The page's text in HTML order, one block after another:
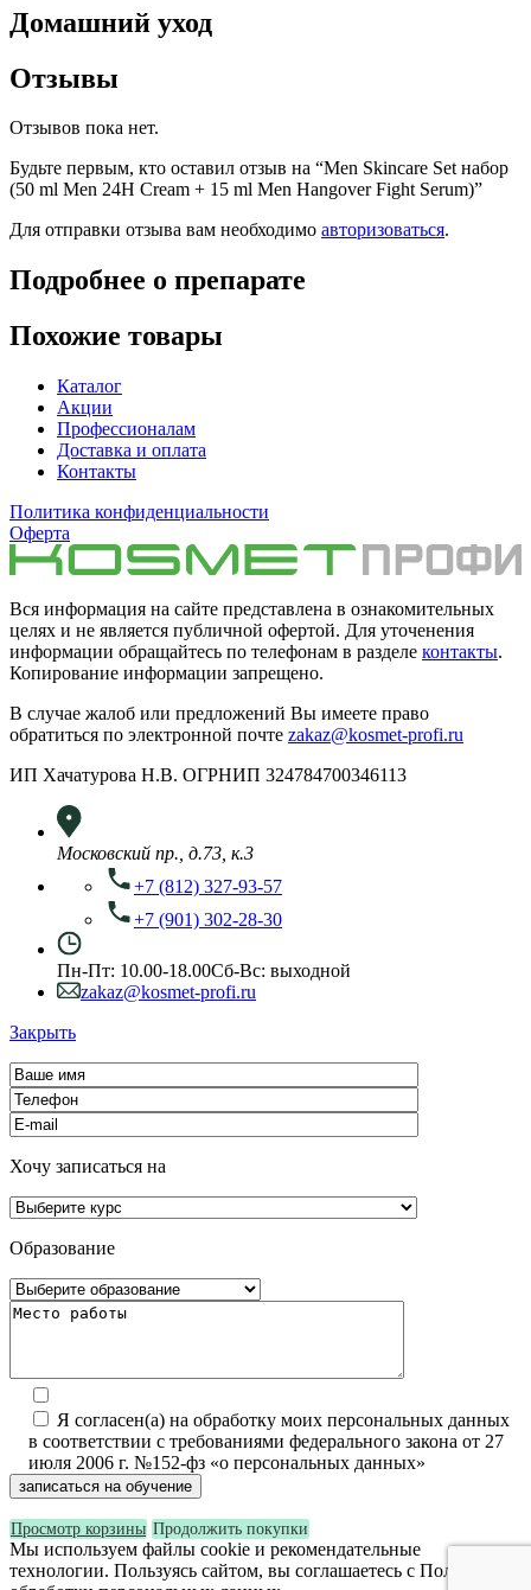
Домашний уход
Отзывы
Отзывов пока нет.
Будьте первым, кто оставил отзыв на “Men Skincare Set набор
(50 ml Men 24H Cream + 15 ml Men Hangover Fight Serum)”
Для отправки отзыва вам необходимо авторизоваться.
Подробнее о препарате
Похожие товары
Каталог
Акции
Профессионалам
Доставка и оплата
Контакты
Политика конфиденциальности
Оферта
Вся информация на сайте представлена в ознакомительных
целях и не является публичной офертой. Для уточенения
информации обращайтесь по телефонам в разделе контакты.
Копирование информации запрещено.
В случае жалоб или предложений Вы имеете право
обратиться по электронной почте zakaz@kosmet-profi.ru
ИП Хачатурова Н.В. ОГРНИП 324784700346113
Московский пр., д.73, к.3
+7 (812) 327-93-57
+7 (901) 302-28-30
Пн-Пт: 10.00-18.00Сб-Вс: выходной
zakaz@kosmet-profi.ru
Закрыть
Хочу записаться на
Образование
Я согласен(а) на обработку моих персональных данных
в соответствии с требованиями федерального закона от 27
июля 2006 г. №152-фз «о персональных данных»
Просмотр корзины Продолжить покупки
Мы используем файлы cookie и рекомендательные
технологии. Пользуясь сайтом, вы соглашаетесь с Политикой